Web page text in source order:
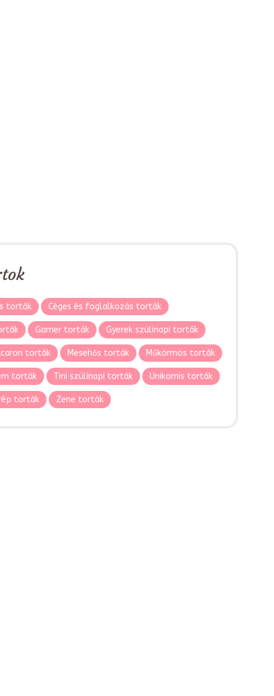
torták Céges és foglalkozás torták
Gamer torták Gyerek szülinapi torták
torták Mesehős torták Műkörmös torták
torták Tini szülinapi torták Unikornis torták
torták Zene torták